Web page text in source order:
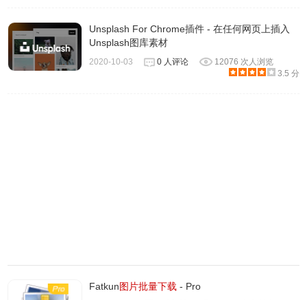
Unsplash For Chrome插件 - 在任何网页上插入
Unsplash图库素材
2020-10-03 0 人评论
12076 次人浏览
3.5 分
Fatkun图片批量下载 - Pro